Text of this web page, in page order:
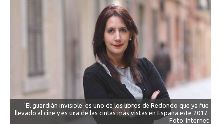
'El guardián invisible' es uno de los libros de Redondo que ya fue
llevado al cine y es una de las cintas más vistas en España este 2017.
Foto: Internet